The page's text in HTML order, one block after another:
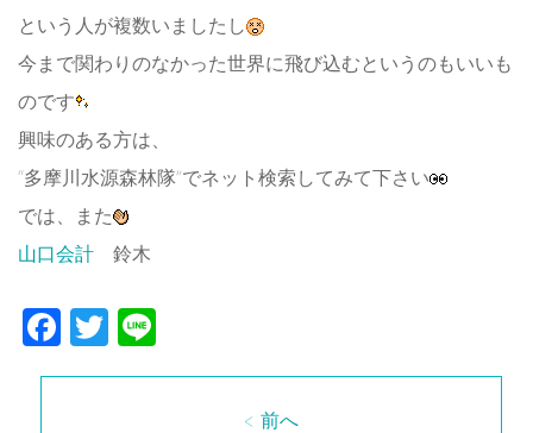
という人が複数いましたし
今まで関わりのなかった世界に飛び込むというのもいいも
のです
興味のある方は、
“多摩川水源森林隊”でネット検索してみて下さい
では、また
山口会計 鈴木
Facebook
Twitter
< 前へ